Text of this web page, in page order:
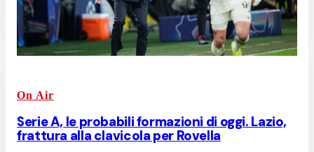
On Air
Serie A, le probabili formazioni di oggi. Lazio,
frattura alla clavicola per Rovella